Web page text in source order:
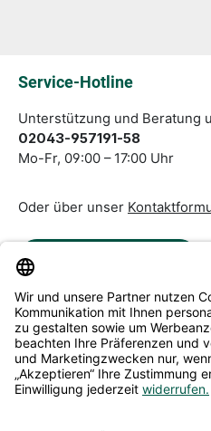
Service-Hotline
Unterstützung und Beratung
02043-957191-58
Mo-Fr, 09:00 – 17:00 Uhr
Oder über unser
Service & Beratung
Informationen